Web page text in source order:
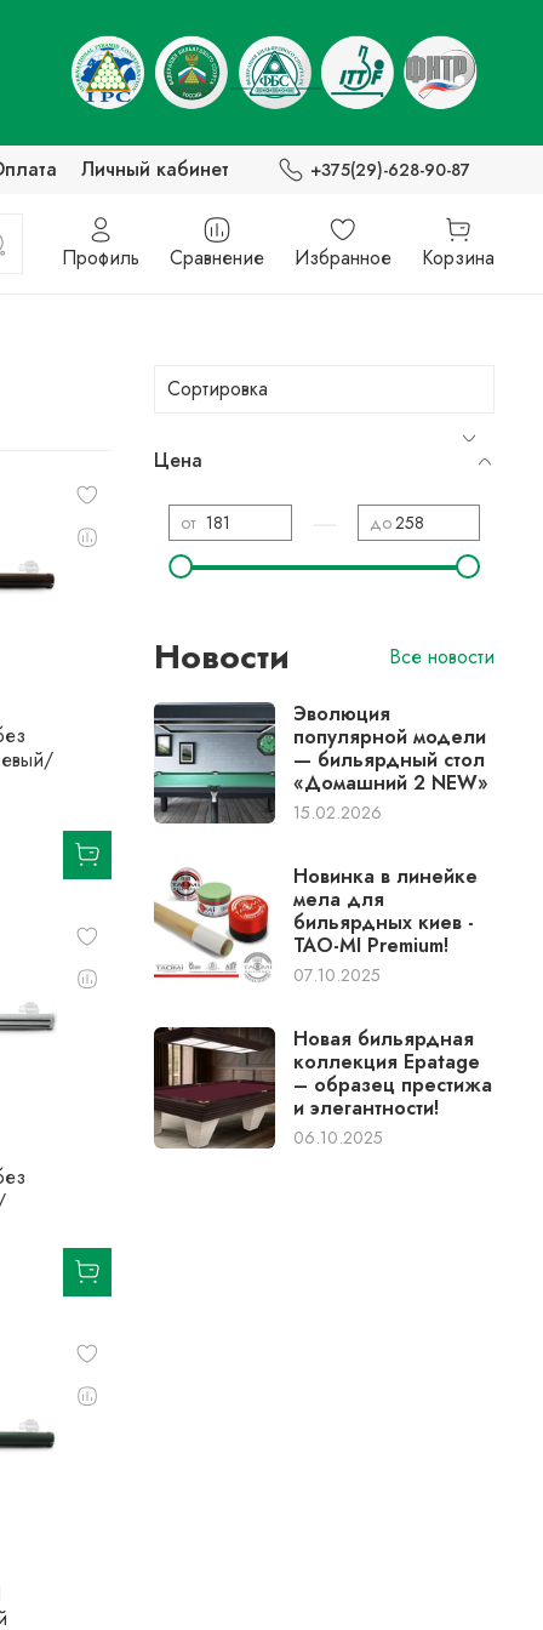
Личный кабинет +375(29)-628-90-87
Профиль Сравнение Избранное Корзина
Цена
от до
Новости Все новости
Эволюция
популярной модели
— бильярдный стол
«Домашний 2 NEW»
15.02.2026
Новинка в линейке
мела для
бильярдных киев -
TAO-MI Premium!
07.10.2025
Новая бильярдная
коллекция Epatage
– образец престижа
и элегантности!
06.10.2025